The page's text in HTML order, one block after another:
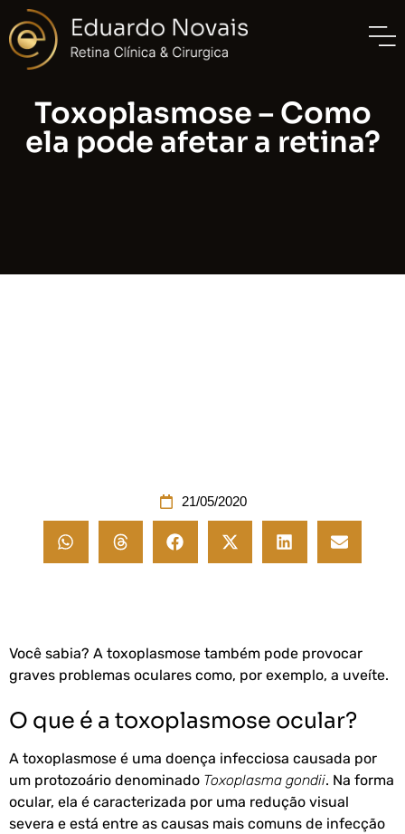
Toxoplasmose – Como
ela pode afetar a retina?
21/05/2020
Você sabia? A toxoplasmose também pode provocar
graves problemas oculares como, por exemplo, a uveíte.
O que é a toxoplasmose ocular?
A toxoplasmose é uma doença infecciosa causada por
um protozoário denominado Toxoplasma gondii. Na forma
ocular, ela é caracterizada por uma redução visual
severa e está entre as causas mais comuns de infecção